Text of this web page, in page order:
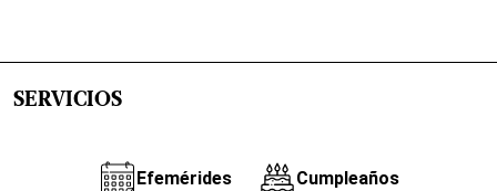
SERVICIOS
Efemérides Cumpleaños